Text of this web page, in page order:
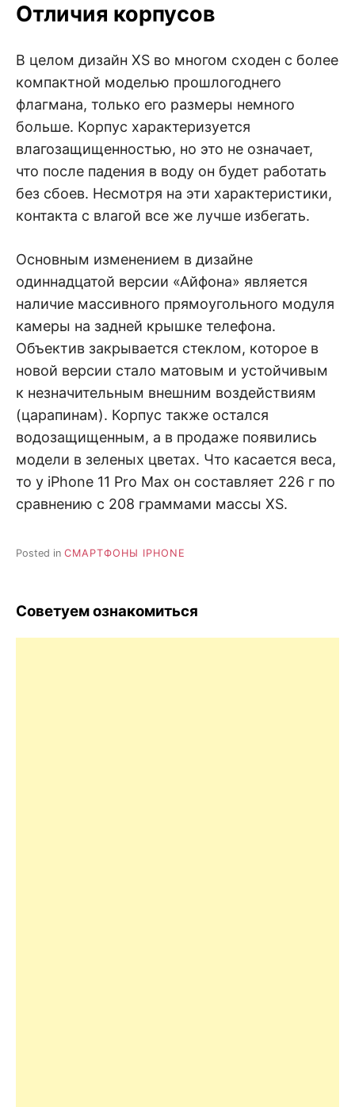
Отличия корпусов
В целом дизайн XS во многом сходен с более
компактной моделью прошлогоднего
флагмана, только его размеры немного
больше. Корпус характеризуется
влагозащищенностью, но это не означает,
что после падения в воду он будет работать
без сбоев. Несмотря на эти характеристики,
контакта с влагой все же лучше избегать.
Основным изменением в дизайне
одиннадцатой версии «Айфона» является
наличие массивного прямоугольного модуля
камеры на задней крышке телефона.
Объектив закрывается стеклом, которое в
новой версии стало матовым и устойчивым
к незначительным внешним воздействиям
(царапинам). Корпус также остался
водозащищенным, а в продаже появились
модели в зеленых цветах. Что касается веса,
то у iPhone 11 Pro Max он составляет 226 г по
сравнению с 208 граммами массы XS.
Posted in СМАРТФОНЫ IPHONE
Советуем ознакомиться